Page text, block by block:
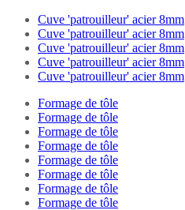
Cuve 'patrouilleur' acier 8mm
Cuve 'patrouilleur' acier 8mm
Cuve 'patrouilleur' acier 8mm
Cuve 'patrouilleur' acier 8mm
Cuve 'patrouilleur' acier 8mm
Formage de tôle
Formage de tôle
Formage de tôle
Formage de tôle
Formage de tôle
Formage de tôle
Formage de tôle
Formage de tôle